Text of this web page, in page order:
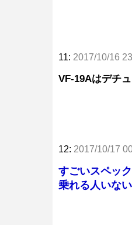
11: 2017/10/16
VF-19Aはデチ
12: 2017/10/17
すごいスペッ
乗れる人いな